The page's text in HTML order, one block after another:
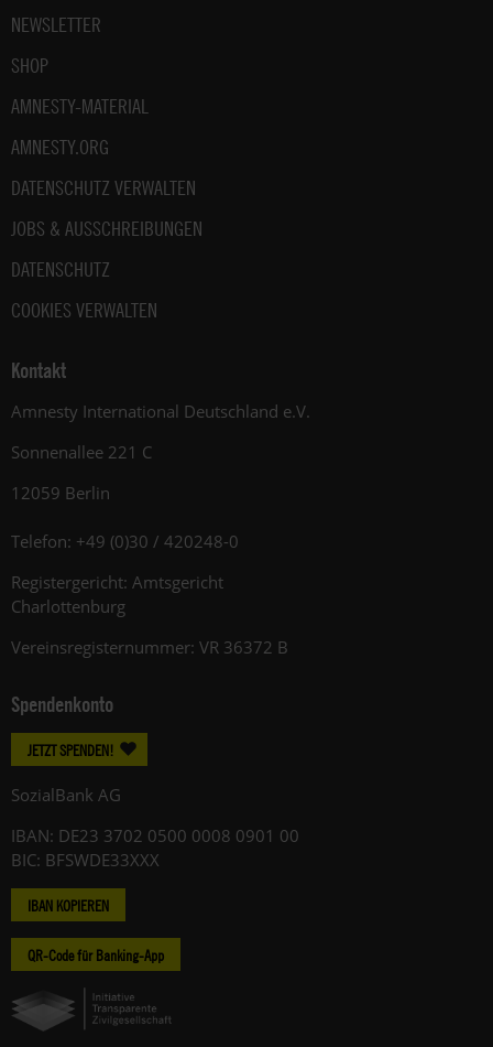
NEWSLETTER
SHOP
AMNESTY-MATERIAL
AMNESTY.ORG
DATENSCHUTZ VERWALTEN
JOBS & AUSSCHREIBUNGEN
DATENSCHUTZ
COOKIES VERWALTEN
Kontakt
Amnesty International Deutschland e.V.
Sonnenallee 221 C
12059 Berlin
Telefon: +49 (0)30 / 420248-0
Registergericht: Amtsgericht
Charlottenburg
Vereinsregisternummer: VR 36372 B
Spendenkonto
JETZT SPENDEN!
SozialBank AG
IBAN: DE23 3702 0500 0008 0901 00
BIC: BFSWDE33XXX
IBAN KOPIEREN
QR-Code für Banking-App